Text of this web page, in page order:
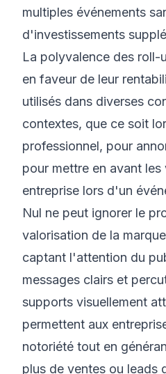
multiples événements
d'investissements
La polyvalence des roll-
en faveur de leur
utilisés dans diverses
contextes, que ce soit
professionnel, pour
pour mettre en avant
entreprise lors d'un
Nul ne peut ignorer le
valorisation de la
captant l'attention du
messages clairs et
supports visuellement
permettent aux
notoriété tout en
plus de ventes ou leads